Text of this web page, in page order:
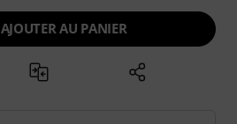
AJOUTER AU PANIER